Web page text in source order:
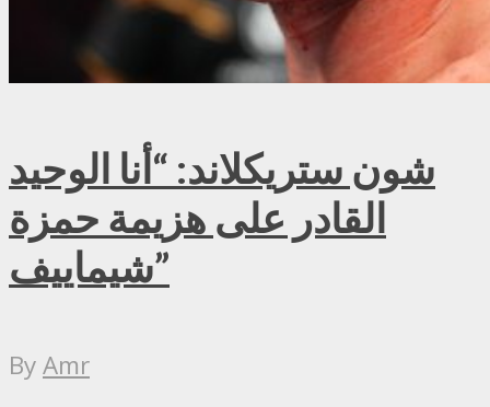
شون ستريكلاند: “أنا الوحيد
القادر على هزيمة حمزة
شيماييف”
ByAmr